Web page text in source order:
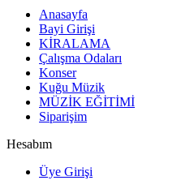
Anasayfa
Bayi Girişi
KİRALAMA
Çalışma Odaları
Konser
Kuğu Müzik
MÜZİK EĞİTİMİ
Siparişim
Hesabım
Üye Girişi